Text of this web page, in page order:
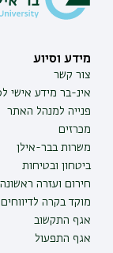
מידע וסיוע
צור קשר
אינ-בר מידע אישי
פנייה למנהל האתר
מכרזים
משרות בבר-אילן
ביטחון ובטיחות
חירום ועזרה ראשונה
מוקד בקרה לדיווחים
אגף התקשוב
אגף התפעול